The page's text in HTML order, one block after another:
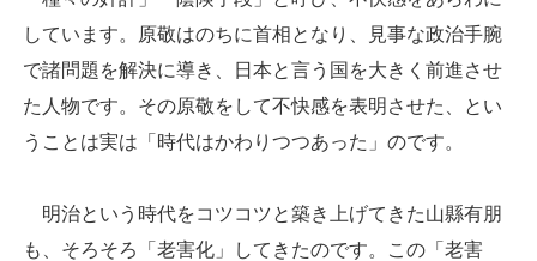
しています。原敬はのちに首相となり、見事な政治手腕
で諸問題を解決に導き、日本と言う国を大きく前進させ
た人物です。その原敬をして不快感を表明させた、とい
うことは実は「時代はかわりつつあった」のです。
明治という時代をコツコツと築き上げてきた山縣有朋
も、そろそろ「老害化」してきたのです。この「老害